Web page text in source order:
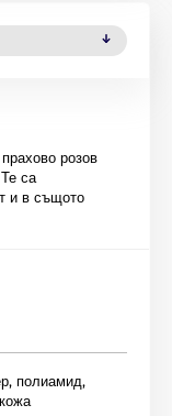
розов
са
и в същото
полиамид,